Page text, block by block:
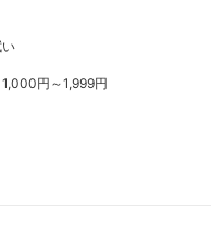
1,000円～1,999円